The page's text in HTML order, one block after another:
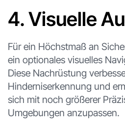
4. Visuelle
Für ein Höchstmaß an
ein optionales visuelles
Diese Nachrüstung
Hinderniserkennung und
sich mit noch größerer
Umgebungen anzupassen.